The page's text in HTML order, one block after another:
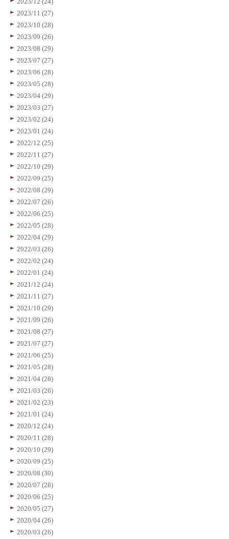
2023/11 (27)
2023/10 (28)
2023/09 (26)
2023/08 (29)
2023/07 (27)
2023/06 (28)
2023/05 (28)
2023/04 (29)
2023/03 (27)
2023/02 (24)
2023/01 (24)
2022/12 (25)
2022/11 (27)
2022/10 (29)
2022/09 (25)
2022/08 (29)
2022/07 (26)
2022/06 (25)
2022/05 (28)
2022/04 (29)
2022/03 (26)
2022/02 (24)
2022/01 (24)
2021/12 (24)
2021/11 (27)
2021/10 (29)
2021/09 (26)
2021/08 (27)
2021/07 (27)
2021/06 (25)
2021/05 (28)
2021/04 (28)
2021/03 (26)
2021/02 (23)
2021/01 (24)
2020/12 (24)
2020/11 (28)
2020/10 (29)
2020/09 (25)
2020/08 (30)
2020/07 (28)
2020/06 (25)
2020/05 (27)
2020/04 (26)
2020/03 (26)